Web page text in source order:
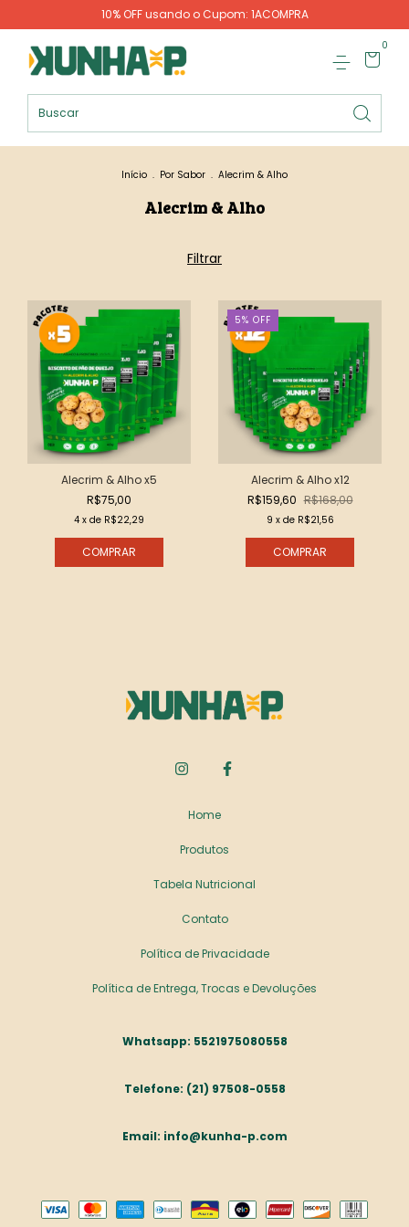
10% OFF usando o Cupom: 1ACOMPRA
0
Início . Por Sabor . Alecrim & Alho
Alecrim & Alho
Filtrar
Alecrim & Alho x5
R$75,00
4 x de R$22,29
5% OFF
Alecrim & Alho x12
R$159,60 R$168,00
9 x de R$21,56
Home
Produtos
Tabela Nutricional
Contato
Política de Privacidade
Política de Entrega, Trocas e Devoluções